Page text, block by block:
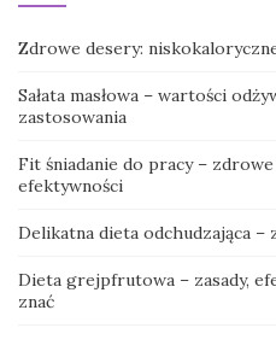
Zdrowe desery:
Sałata masłowa – wartości
zastosowania
Fit śniadanie do pracy –
efektywności
Delikatna dieta odchudzająca –
Dieta grejpfrutowa – zasady,
znać